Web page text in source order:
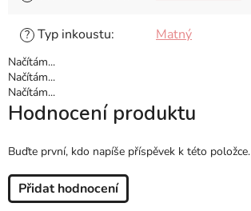
? Typ inkoustu: Matný
Načítám...
Načítám...
Načítám...
Hodnocení produktu
Buďte první, kdo napíše příspěvek k této položce.
Přidat hodnocení